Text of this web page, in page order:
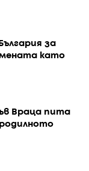
за
като
Враца пита